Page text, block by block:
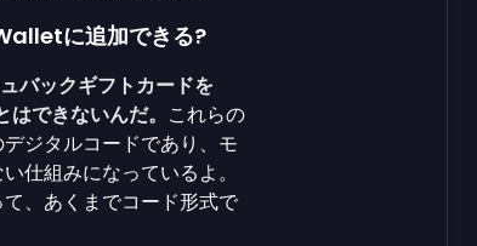
に追加できる?
バックギフトカードを
できないんだ。 これらの
ジタルコードであり、モ
仕組みになっているよ。
、あくまでコード形式で